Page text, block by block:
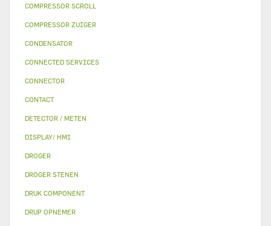
COMPRESSOR SCROLL
COMPRESSOR ZUIGER
CONDENSATOR
CONNECTED SERVICES
CONNECTOR
CONTACT
DETECTOR / METEN
DISPLAY/ HMI
DROGER
DROGER STENEN
DRUK COMPONENT
DRUP OPNEMER